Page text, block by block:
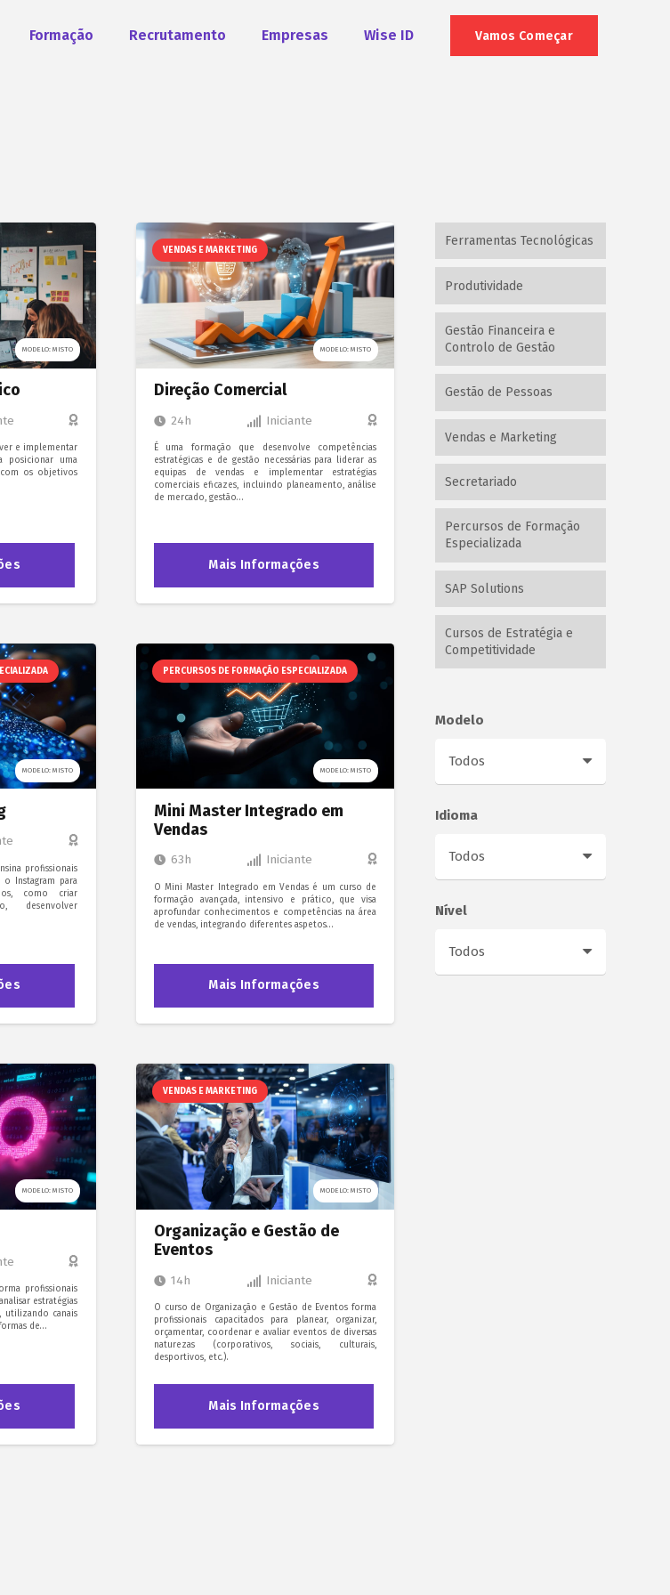
Formação Recrutamento Empresas Wise ID Vamos Começar
MODELO: MISTO
e implementar
posicionar uma
os objetivos
VENDAS E MARKETING
MODELO: MISTO
Direção Comercial
24h Iniciante
É uma formação que desenvolve competências
estratégicas e de gestão necessárias para liderar as
equipas de vendas e implementar estratégias
comerciais eficazes, incluindo planeamento, análise
de mercado, gestão…
Mais Informações
MODELO: MISTO
profissionais
Instagram para
como criar
desenvolver
PERCURSOS DE FORMAÇÃO ESPECIALIZADA
MODELO: MISTO
Mini Master Integrado em
Vendas
63h Iniciante
O Mini Master Integrado em Vendas é um curso de
formação avançada, intensivo e prático, que visa
aprofundar conhecimentos e competências na área
de vendas, integrando diferentes aspetos…
Mais Informações
MODELO: MISTO
profissionais
estratégias
utilizando canais
de…
VENDAS E MARKETING
MODELO: MISTO
Organização e Gestão de
Eventos
14h Iniciante
O curso de Organização e Gestão de Eventos forma
profissionais capacitados para planear, organizar,
orçamentar, coordenar e avaliar eventos de diversas
naturezas (corporativos, sociais, culturais,
desportivos, etc.).
Mais Informações
Ferramentas Tecnológicas
Produtividade
Gestão Financeira e
Controlo de Gestão
Gestão de Pessoas
Vendas e Marketing
Secretariado
Percursos de Formação
Especializada
SAP Solutions
Cursos de Estratégia e
Competitividade
Modelo
Idioma
Nível